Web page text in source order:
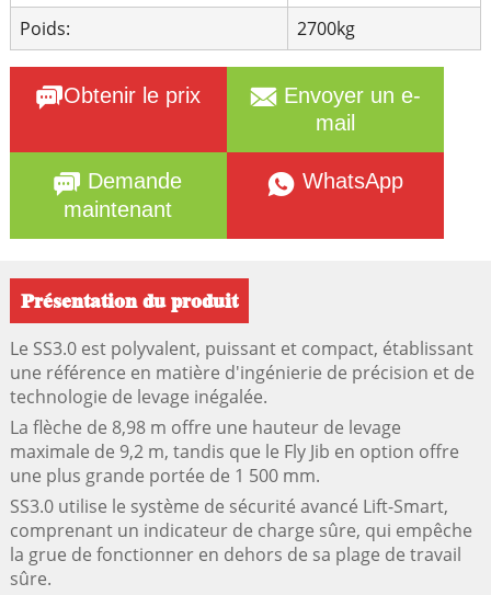
Poids:
2700kg
Obtenir le prix
Envoyer un e-
mail
Demande
maintenant
WhatsApp
Présentation du produit
Le SS3.0 est polyvalent, puissant et compact, établissant
une référence en matière d'ingénierie de précision et de
technologie de levage inégalée.
La flèche de 8,98 m offre une hauteur de levage
maximale de 9,2 m, tandis que le Fly Jib en option offre
une plus grande portée de 1 500 mm.
SS3.0 utilise le système de sécurité avancé Lift-Smart,
comprenant un indicateur de charge sûre, qui empêche
la grue de fonctionner en dehors de sa plage de travail
sûre.